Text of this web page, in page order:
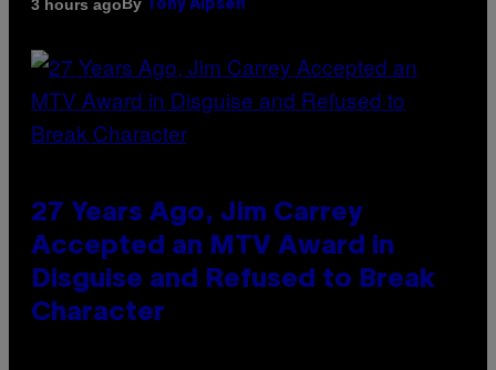
3 hours ago Tony Alpsen
27 Years Ago, Jim Carrey
Accepted an MTV Award in
Disguise and Refused to Break
Character